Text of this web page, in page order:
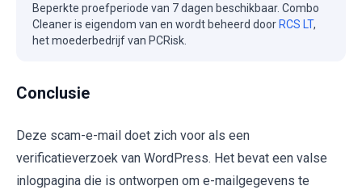
Beperkte proefperiode van 7 dagen beschikbaar. Combo
Cleaner is eigendom van en wordt beheerd door RCS LT,
het moederbedrijf van PCRisk.
Conclusie
Deze scam-e-mail doet zich voor als een
verificatieverzoek van WordPress. Het bevat een valse
inlogpagina die is ontworpen om e-mailgegevens te